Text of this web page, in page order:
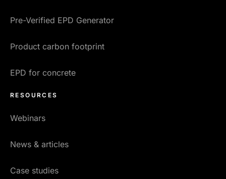
Pre-Verified EPD Generator
Product carbon footprint
EPD for concrete
RESOURCES
Webinars
News & articles
Case studies